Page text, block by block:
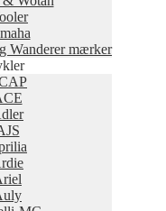
Wanderer mærker